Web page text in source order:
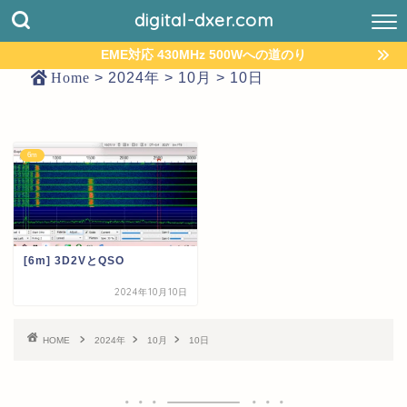
digital-dxer.com
EME対応 430MHz 500Wへの道のり
Home > 2024年 > 10月 > 10日
6m
[6m] 3D2VとQSO
2024年10月10日
HOME 2024年 10月 10日